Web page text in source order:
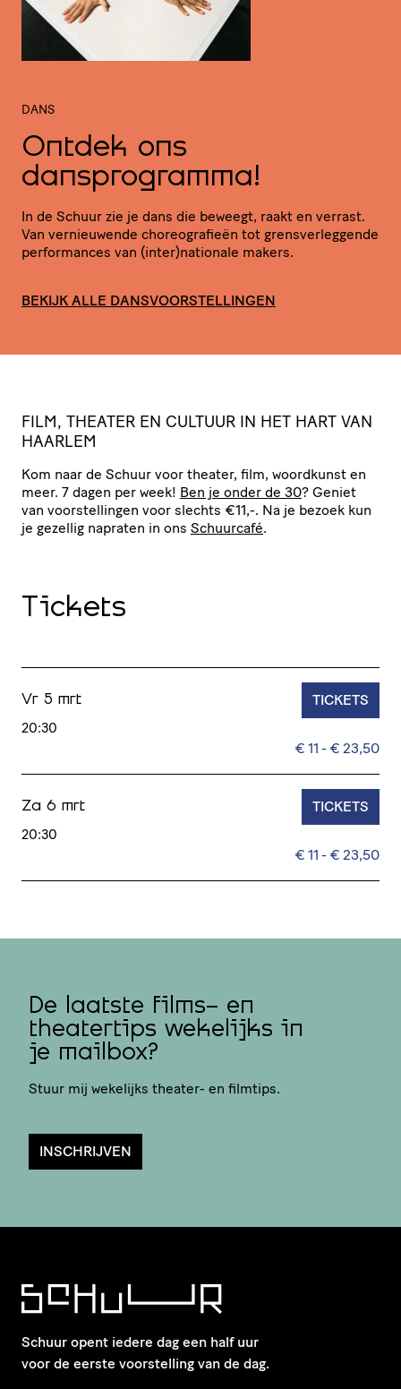
DANS
Ontdek ons
dansprogramma!
In de Schuur zie je dans die beweegt, raakt en verrast.
Van vernieu­wende chore­o­gra­fieën tot grens­ver­leg­gende
perfor­mances van (inter)nationale makers.
BEKIJK ALLE DANSVOORSTELLINGEN
FILM, THEATER EN CULTUUR IN HET HART VAN
HAARLEM
Kom naar de Schuur voor theater, film, woordkunst en
meer. 7 dagen per week! Ben je onder de 30? Geniet
van voor­stel­lingen voor slechts €11,-. Na je bezoek kun
je gezellig napraten in ons Schuurcafé.
Tickets
Vr 5 mrt
20:30
€ 11 - € 23,50
TICKETS
Za 6 mrt
20:30
€ 11 - € 23,50
TICKETS
De laatste films- en
theatertips wekelijks in
je mailbox?
Stuur mij wekelijks theater- en filmtips.
INSCHRIJVEN
Schuur opent iedere dag een half uur
voor de eerste voorstelling van de dag.